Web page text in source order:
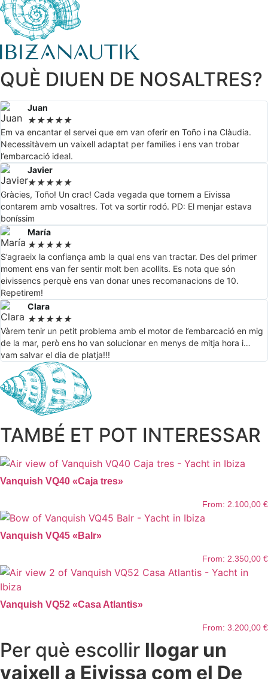
QUÈ DIUEN DE NOSALTRES?
Juan
★★★★★
Em va encantar el servei que em van oferir en Toño i na Clàudia.
Necessitàvem un vaixell adaptat per famílies i ens van trobar
l’embarcació ideal.
Javier
★★★★★
Gràcies, Toño! Un crac! Cada vegada que tornem a Eivissa
contarem amb vosaltres. Tot va sortir rodó. PD: El menjar estava
boníssim
María
★★★★★
S’agraeix la confiança amb la qual ens van tractar. Des del primer
moment ens van fer sentir molt ben acollits. Es nota que són
eivissencs perquè ens van donar unes recomanacions de 10.
Repetirem!
Clara
★★★★★
Vàrem tenir un petit problema amb el motor de l’embarcació en mig
de la mar, però ens ho van solucionar en menys de mitja hora i…
vam salvar el dia de platja!!!
TAMBÉ ET POT INTERESSAR
Vanquish VQ40 «Caja tres»
From: 2.100,00 €
Vanquish VQ45 «Balr»
From: 2.350,00 €
Vanquish VQ52 «Casa Atlantis»
From: 3.200,00 €
Per què escollir llogar un
vaixell a Eivissa com el De